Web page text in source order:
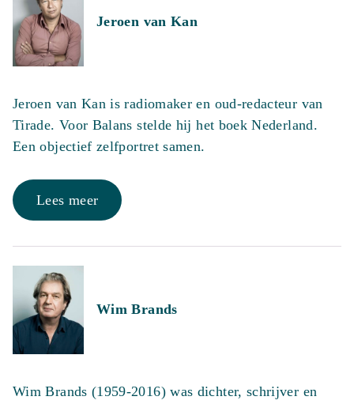
Jeroen van Kan
Jeroen van Kan is radiomaker en oud-redacteur van
Tirade. Voor Balans stelde hij het boek Nederland.
Een objectief zelfportret samen.
Lees meer
Wim Brands
Wim Brands (1959-2016) was dichter, schrijver en